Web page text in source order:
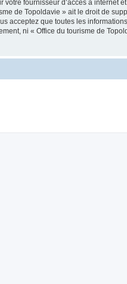
votre fournisseur d’accès à internet
de Topoldavie » ait le droit de
acceptez que toutes les
ni « Office du tourisme de